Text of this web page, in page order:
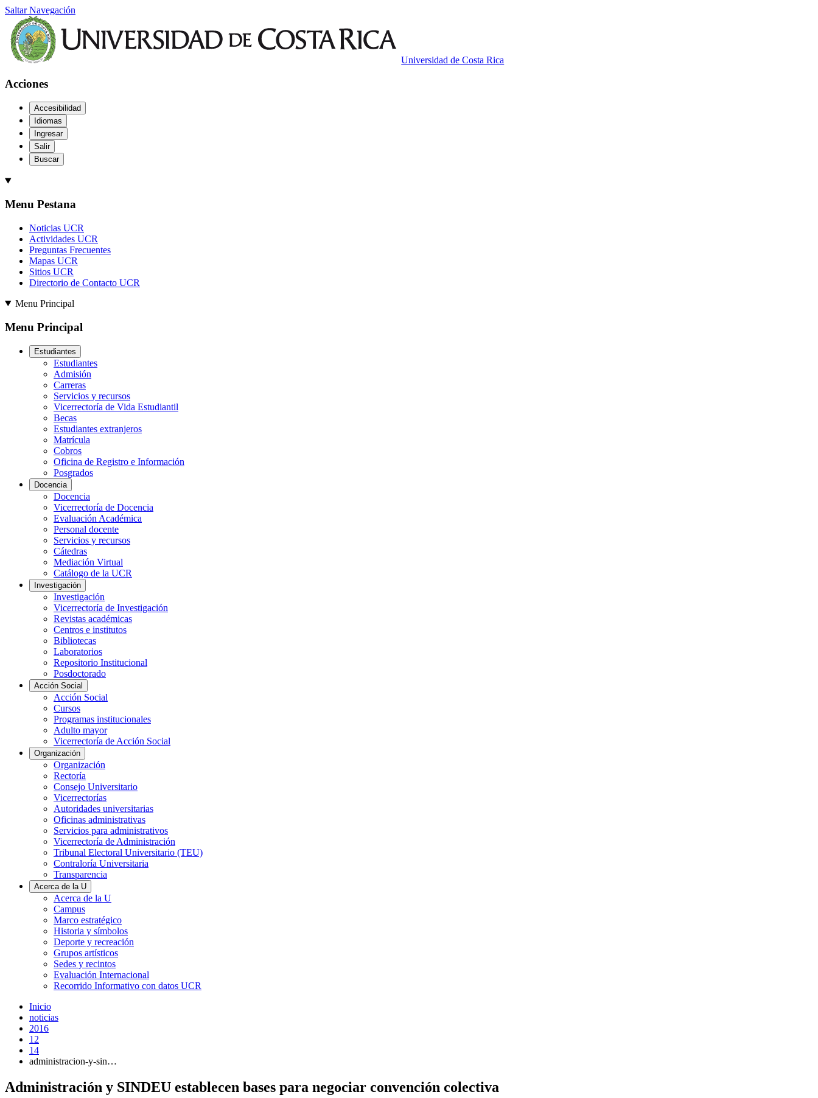
Saltar Navegación
Universidad de Costa Rica
Acciones
Accesibilidad
Idiomas
Ingresar
Salir
Buscar
Menu Pestana
Noticias UCR
Actividades UCR
Preguntas Frecuentes
Mapas UCR
Sitios UCR
Directorio de Contacto UCR
Menu Principal
Menu Principal
Estudiantes
Estudiantes
Admisión
Carreras
Servicios y recursos
Vicerrectoría de Vida Estudiantil
Becas
Estudiantes extranjeros
Matrícula
Cobros
Oficina de Registro e Información
Posgrados
Docencia
Docencia
Vicerrectoría de Docencia
Evaluación Académica
Personal docente
Servicios y recursos
Cátedras
Mediación Virtual
Catálogo de la UCR
Investigación
Investigación
Vicerrectoría de Investigación
Revistas académicas
Centros e institutos
Bibliotecas
Laboratorios
Repositorio Institucional
Posdoctorado
Acción Social
Acción Social
Cursos
Programas institucionales
Adulto mayor
Vicerrectoría de Acción Social
Organización
Organización
Rectoría
Consejo Universitario
Vicerrectorías
Autoridades universitarias
Oficinas administrativas
Servicios para administrativos
Vicerrectoría de Administración
Tribunal Electoral Universitario (TEU)
Contraloría Universitaria
Transparencia
Acerca de la U
Acerca de la U
Campus
Marco estratégico
Historia y símbolos
Deporte y recreación
Grupos artísticos
Sedes y recintos
Evaluación Internacional
Recorrido Informativo con datos UCR
Inicio
noticias
2016
12
14
administracion-y-sin…
Administración y SINDEU establecen bases para negociar convención colectiva